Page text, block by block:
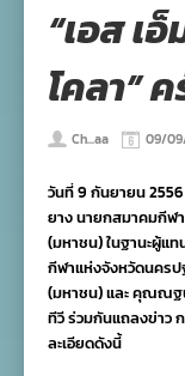
“เอส เ
โคลา”
Ch...aa 09/
วันที่ 9 กันยายน
ยาง นายกสมาคมกีฬ
(มหาชน) ในฐานะผู้แ
กีฬาแห่งจังหวัดนคร
(มหาชน) และ คุณณฐ
ทีวี ร่วมกันแถลงข่าว
ละเอียดดังนี้